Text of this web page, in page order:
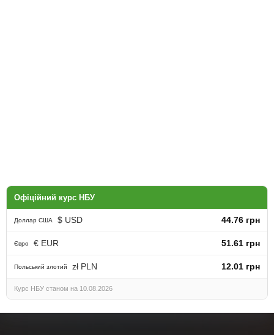
Офіційний курс НБУ
Доллар США $ USD 44.76 грн
Євро € EUR 51.61 грн
Польський злотий zł PLN 12.01 грн
Курс НБУ станом на 10.08.2026